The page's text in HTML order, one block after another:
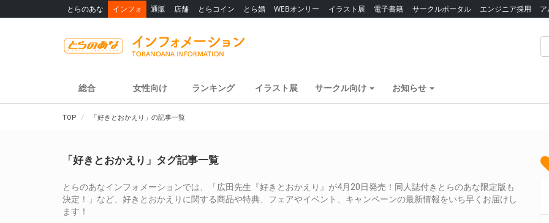
とらのあな インフォ 通販 店舗 とらコイン とら婚 WEBオンリー イラスト展 電子書籍 サークルポータル エンジニア採用
総合 女性向け ランキング イラスト展 サークル向け お知らせ
TOP 「好きとおかえり」の記事一覧
「好きとおかえり」タグ記事一覧
とらのあなインフォメーションでは、「広田先生『好きとおかえり』が4月20日発売！同人誌付きとらのあな限定版も
決定！」など、好きとおかえりに関する商品や特典、フェアやイベント、キャンペーンの最新情報をいち早くお届けし
ます！